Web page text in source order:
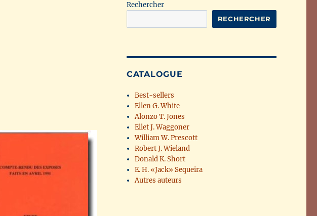
Rechercher
RECHERCHER
CATALOGUE
Best-sellers
Ellen G. White
Alonzo T. Jones
Ellet J. Waggoner
William W. Prescott
Robert J. Wieland
Donald K. Short
E. H. «Jack» Sequeira
Autres auteurs